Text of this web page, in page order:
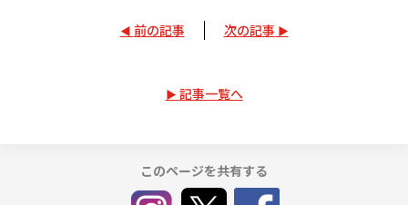
前の記事 次の記事
記事一覧へ
このページを共有する